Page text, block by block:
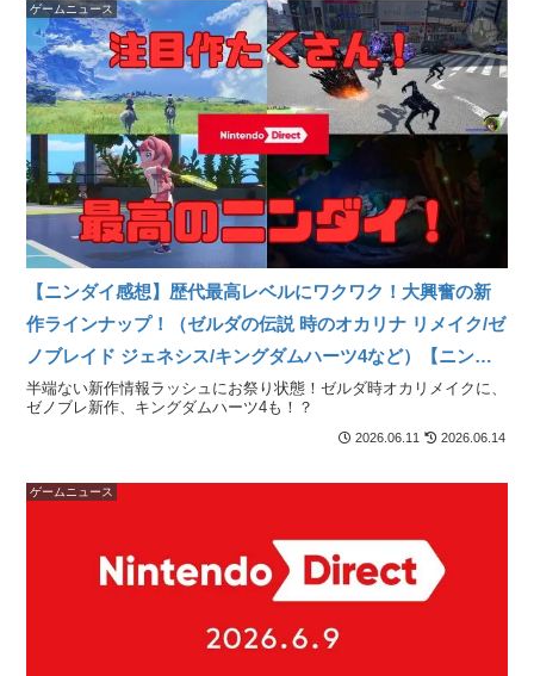
ゲームニュース
【ニンダイ感想】歴代最高レベルにワクワク！大興奮の新
作ラインナップ！（ゼルダの伝説 時のオカリナ リメイク/ゼ
ノブレイド ジェネシス/キングダムハーツ4など）【ニンテ
ンドーダイレクト2026.6.9発表まとめ】
半端ない新作情報ラッシュにお祭り状態！ゼルダ時オカリメイクに、
ゼノブレ新作、キングダムハーツ4も！？
2026.06.11 2026.06.14
ゲームニュース